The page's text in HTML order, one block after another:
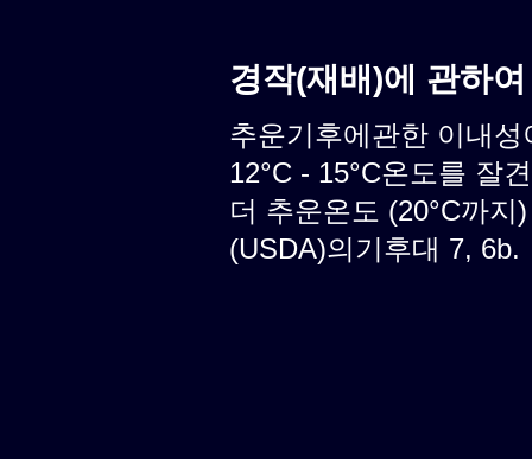
경작(재배)에 관하
추운기후에관한 이내
12°C - 15°C온도를 잘
더 추운온도 (20°C까
(USDA)의기후대 7, 6b.